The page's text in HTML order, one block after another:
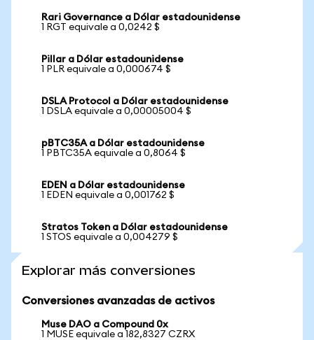
Rari Governance a Dólar estadounidense
1 RGT equivale a 0,0242 $
Pillar a Dólar estadounidense
1 PLR equivale a 0,000674 $
DSLA Protocol a Dólar estadounidense
1 DSLA equivale a 0,00005004 $
pBTC35A a Dólar estadounidense
1 PBTC35A equivale a 0,8064 $
EDEN a Dólar estadounidense
1 EDEN equivale a 0,001762 $
Stratos Token a Dólar estadounidense
1 STOS equivale a 0,004279 $
Explorar más conversiones
Conversiones avanzadas de activos
Muse DAO a Compound 0x
1 MUSE equivale a 182,8327 CZRX